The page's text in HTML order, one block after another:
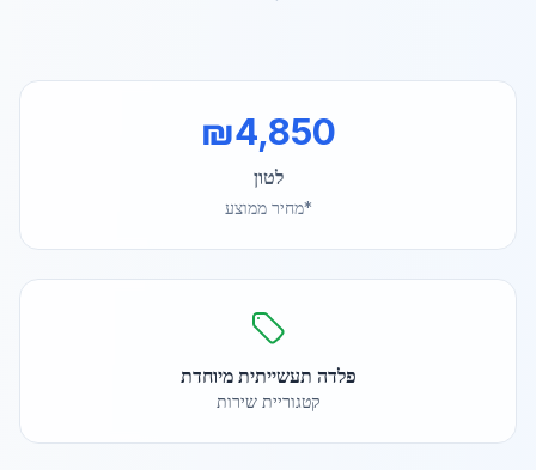
₪4,850
לטון
*מחיר ממוצע
פלדה תעשייתית מיוחדת
קטגוריית שירות